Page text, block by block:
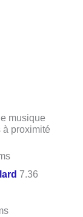
musique
proximité
7.36